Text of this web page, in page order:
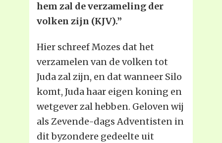
hem zal de verzameling der
volken zijn (KJV).”
Hier schreef Mozes dat het
verzamelen van de volken tot
Juda zal zijn, en dat wanneer Silo
komt, Juda haar eigen koning en
wetgever zal hebben. Geloven wij
als Zevende-dags Adventisten in
dit byzondere gedeelte uit